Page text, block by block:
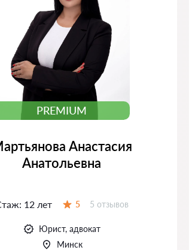
PREMIUM
Анастасия
Анатольевна
12 лет 5 Отзывов:
5 отзывов
Юрист, адвокат
Минск